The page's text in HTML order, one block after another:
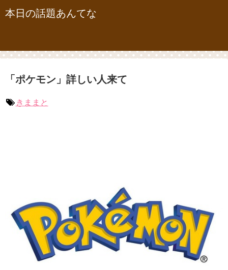
本日の話題あんてな
「ポケモン」詳しい人来て
きままと